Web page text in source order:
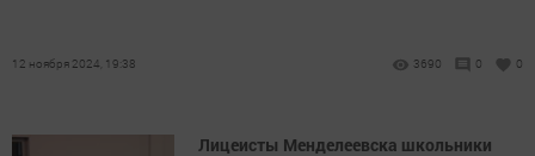
12 ноября 2024, 19:38 3690 0 0
Лицеисты Менделеевска школьники